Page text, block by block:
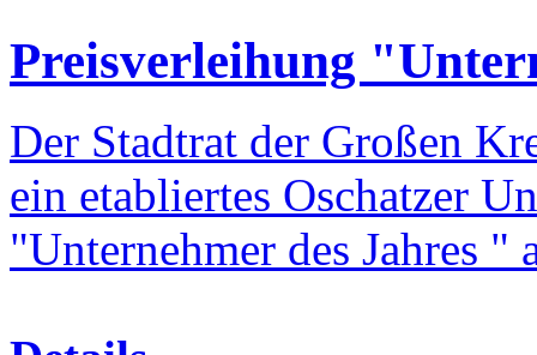
Preisverleihung
Der Stadtrat der Großen
ein etabliertes Oschatzer
"Unternehmer des Jahres "